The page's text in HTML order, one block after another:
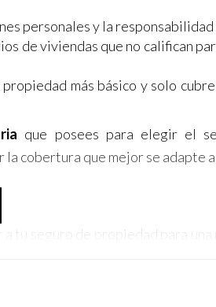
personales y la
de viviendas que no califican
más básico y solo
que posees para elegir el
cobertura que mejor se adapte
tu seguro de propiedad para una
en una zona de riesgo de